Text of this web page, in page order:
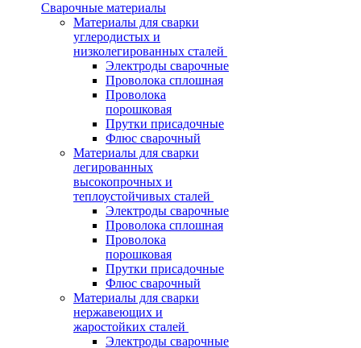
Сварочные материалы
Материалы для сварки
углеродистых и
низколегированных сталей
Электроды сварочные
Проволока сплошная
Проволока
порошковая
Прутки присадочные
Флюс сварочный
Материалы для сварки
легированных
высокопрочных и
теплоустойчивых сталей
Электроды сварочные
Проволока сплошная
Проволока
порошковая
Прутки присадочные
Флюс сварочный
Материалы для сварки
нержавеющих и
жаростойких сталей
Электроды сварочные